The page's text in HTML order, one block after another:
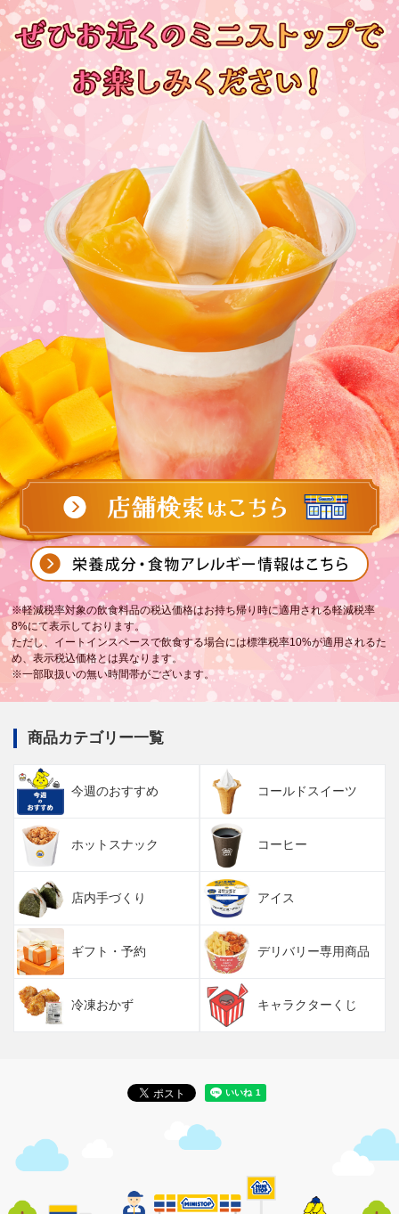
※軽減税率対象の飲食料品の税込価格はお持ち帰り時に適用される軽減税率
8%にて表示しております。
ただし、イートインスペースで飲食する場合には標準税率10%が適用されるた
め、表示税込価格とは異なります。
※一部取扱いの無い時間帯がございます。
商品カテゴリー一覧
今週のおすすめ コールドスイーツ
ホットスナック コーヒー
店内手づくり アイス
ギフト・予約 デリバリー専用商品
冷凍おかず キャラクターくじ